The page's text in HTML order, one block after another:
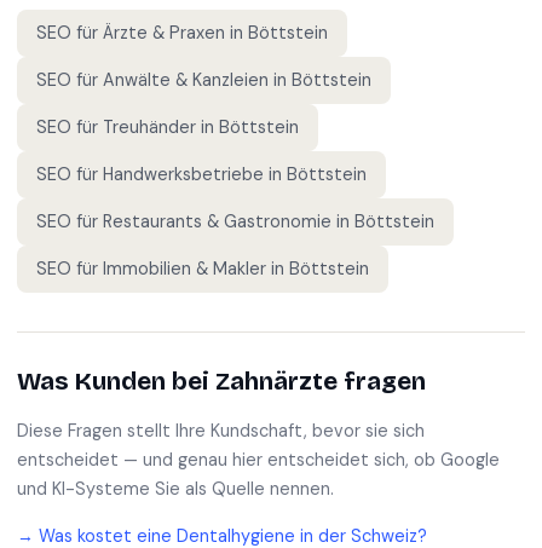
SEO für Ärzte & Praxen in Böttstein
SEO für Anwälte & Kanzleien in Böttstein
SEO für Treuhänder in Böttstein
SEO für Handwerksbetriebe in Böttstein
SEO für Restaurants & Gastronomie in Böttstein
SEO für Immobilien & Makler in Böttstein
Was Kunden bei Zahnärzte fragen
Diese Fragen stellt Ihre Kundschaft, bevor sie sich
entscheidet — und genau hier entscheidet sich, ob Google
und KI-Systeme Sie als Quelle nennen.
→ Was kostet eine Dentalhygiene in der Schweiz?